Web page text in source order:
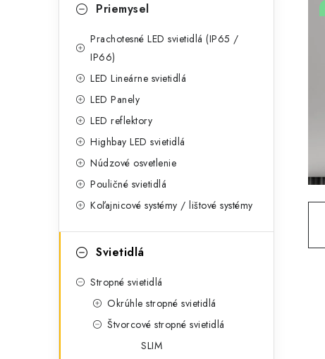
l
kategóriePriemysel
Prachotesné LED svietidlá (IP65 /
IP66)
LED Lineárne svietidlá
LED Panely
LED reflektory
Highbay LED svietidlá
Núdzové osvetlenie
Pouličné svietidlá
Koľajnicové systémy / lištové systémy
Svietidlá
Stropné svietidlá
Okrúhle stropné svietidlá
Štvorcové stropné svietidlá
SLIM